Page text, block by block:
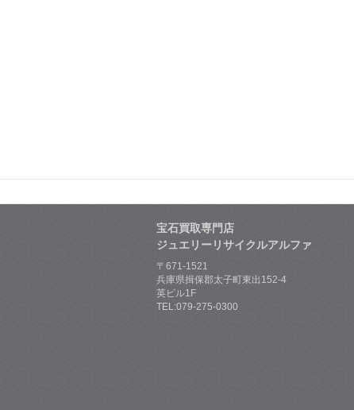
宝石買取専門店
ジュエリーリサイクルアルファ
〒671-1521
兵庫県揖保郡太子町東出152-4
英ビル1F
TEL:079-275-0300